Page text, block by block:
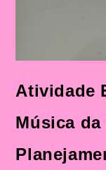
Atividade
Música da